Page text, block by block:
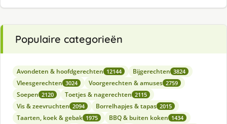
Populaire categorieën
Avondeten & hoofdgerechten 12144 Bijgerechten 3824
Vleesgerechten 3024 Voorgerechten & amuses 2759
Soepen 2120 Toetjes & nagerechten 2115
Vis & zeevruchten 2094 Borrelhapjes & tapas 2015
Taarten, koek & gebak 1975 BBQ & buiten koken 1434